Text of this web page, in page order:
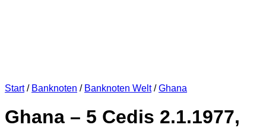
Start / Banknoten / Banknoten Welt / Ghana
Ghana – 5 Cedis 2.1.1977,